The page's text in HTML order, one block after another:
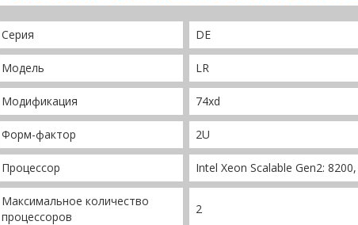
Cерия DE
Модель LR
Модификация 74xd
Форм-фактор 2U
Процессор Intel Xeon Scalable Gen2:
Максимальное количество
процессоров
2